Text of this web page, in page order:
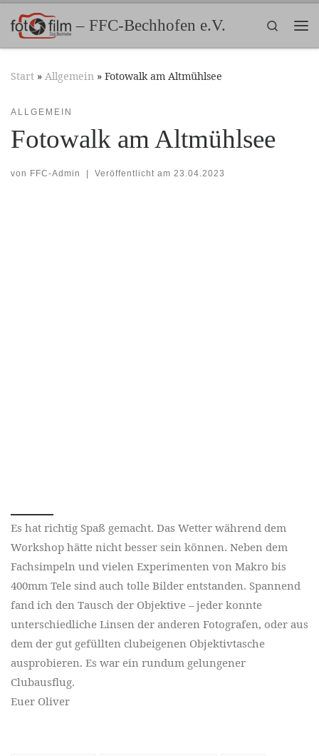
Zum Inhalt springen– FFC-Bechhofen e.V.
Search
Start » Allgemein » Fotowalk am Altmühlsee
ALLGEMEIN
Fotowalk am Altmühlsee
von FFC-Admin | Veröffentlicht am 23.04.2023
Es hat richtig Spaß gemacht. Das Wetter während dem
Workshop hätte nicht besser sein können. Neben dem
Fachsimpeln und vielen Experimenten von Makro bis
400mm Tele sind auch tolle Bilder entstanden. Spannend
fand ich den Tausch der Objektive – jeder konnte
unterschiedliche Linsen der anderen Fotografen, oder aus
dem der gut gefüllten clubeigenen Objektivtasche
ausprobieren. Es war ein rundum gelungener
Clubausflug.
Euer Oliver